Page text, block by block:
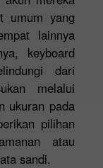
umum yang
lainnya
keyboard
dari
melalui
ukuran pada
pilihan
atau
sandi.